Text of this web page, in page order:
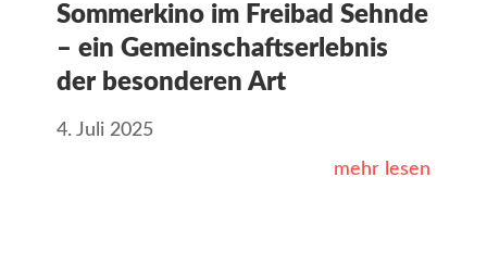
Sommerkino im Freibad Sehnde
– ein Gemeinschaftserlebnis
der besonderen Art
4. Juli 2025
mehr lesen